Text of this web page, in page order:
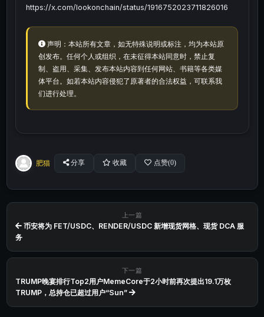
https://x.com/lookonchain/status/1916752023711826016
声明：本站所有文章，如无特殊说明或标注，均为本站原
创发布。任何个人或组织，在未征得本站同意时，禁止复
制、盗用、采集、发布本站内容到任何网站、书籍等各类媒
体平台。如若本站内容侵犯了原著者的合法权益，可联系我
们进行处理。
肥猫 分享 收藏 点赞(0)
上一篇
币安将为 FET/USDC、RENDER/USDC 新增现货网格、现货 DCA 服
务
下一篇
TRUMP晚宴排行Top2用户MemeCore于2小时前再次提出19.1万枚
TRUMP，总持仓已超过用户“Sun”